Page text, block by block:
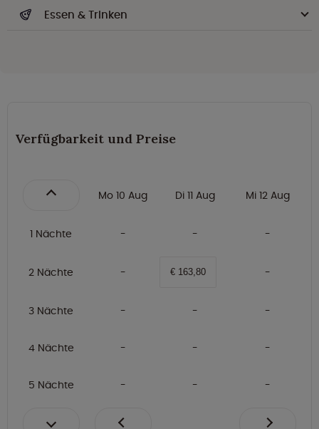
Essen & Trinken
Verfügbarkeit und Preise
Mo 10 Aug Di 11 Aug Mi 12 Aug
1 Nächte
2 Nächte € 163,80
3 Nächte
4 Nächte
5 Nächte